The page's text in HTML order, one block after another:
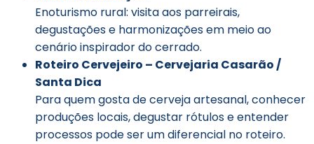
Enoturismo rural: visita aos parreirais,
degustações e harmonizações em meio ao
cenário inspirador do cerrado.
Roteiro Cervejeiro – Cervejaria Casarão /
Santa Dica
Para quem gosta de cerveja artesanal, conhecer
produções locais, degustar rótulos e entender
processos pode ser um diferencial no roteiro.